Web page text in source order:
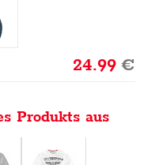
24.99€
Produkts aus